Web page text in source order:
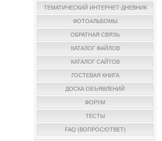
ТЕМАТИЧЕСКИЙ ИНТЕРНЕТ-ДНЕВНИК
ФОТОАЛЬБОМЫ
ОБРАТНАЯ СВЯЗЬ
КАТАЛОГ ФАЙЛОВ
КАТАЛОГ САЙТОВ
ГОСТЕВАЯ КНИГА
ДОСКА ОБЪЯВЛЕНИЙ
ФОРУМ
ТЕСТЫ
FAQ (ВОПРОС/ОТВЕТ)